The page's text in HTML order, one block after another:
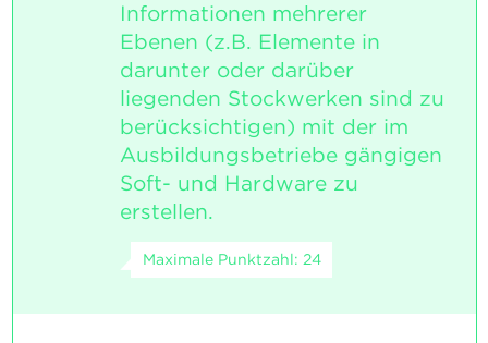
Informationen mehrerer
Ebenen (z.B. Elemente in
darunter oder darüber
liegenden Stockwerken sind zu
berücksichtigen) mit der im
Ausbildungsbetriebe gängigen
Soft- und Hardware zu
erstellen.
Maximale Punktzahl: 24